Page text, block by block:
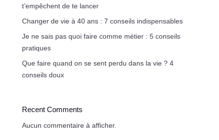
t’empêchent de te lancer
Changer de vie à 40 ans : 7 conseils indispensables
Je ne sais pas quoi faire comme métier : 5 conseils
pratiques
Que faire quand on se sent perdu dans la vie ? 4
conseils doux
Recent Comments
Aucun commentaire à afficher.